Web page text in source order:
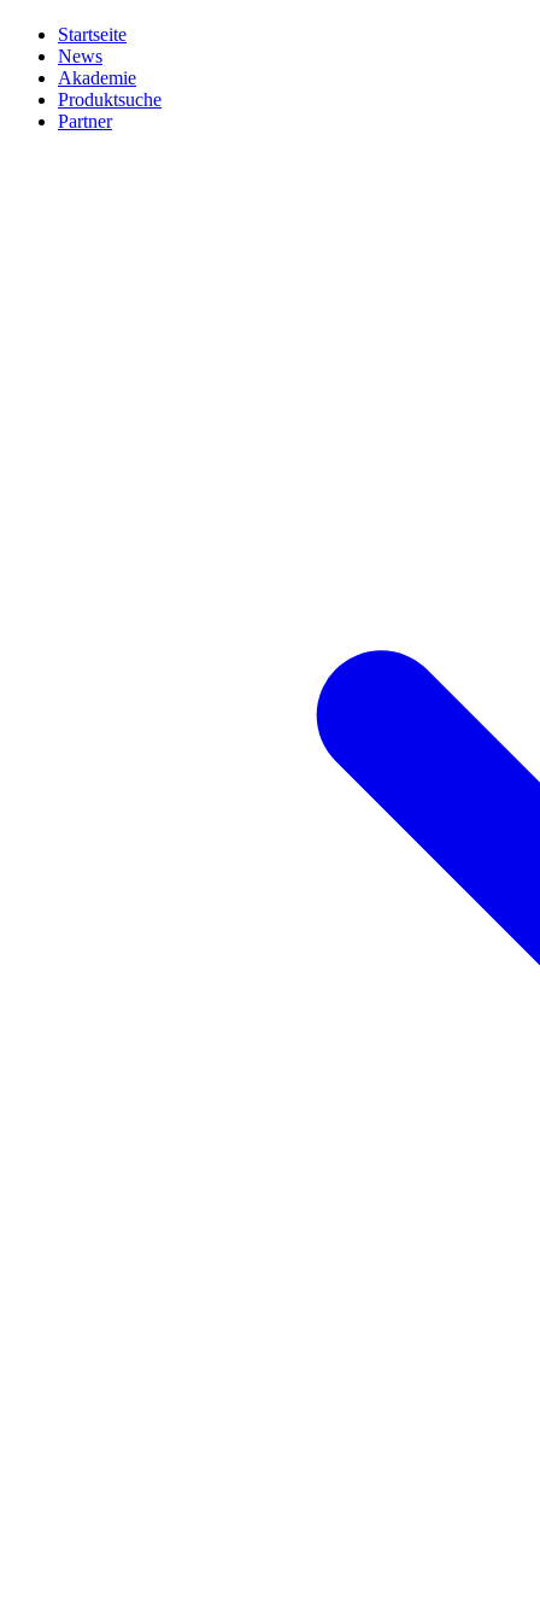
Startseite
News
Akademie
Produktsuche
Partner